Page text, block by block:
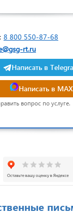
8 800 550-87-68
rt.ru
Написать в
Написать в MAX
вопрос по услуге.